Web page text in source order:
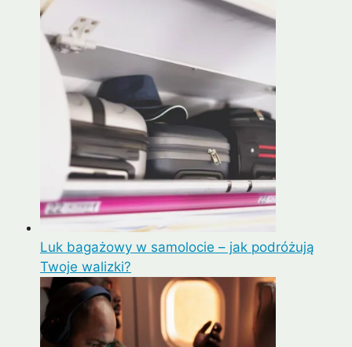
Luk bagażowy w samolocie – jak podróżują
Twoje walizki?